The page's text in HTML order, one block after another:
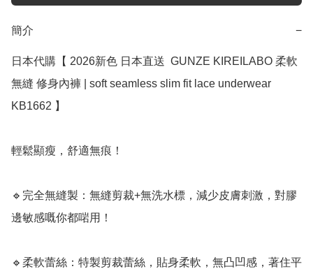
簡介 −
日本代購【 2026新色 日本直送  GUNZE KIREILABO 柔軟
無縫 修身內褲 | soft seamless slim fit lace underwear
KB1662 】 ﻿
輕鬆顯瘦，舒適無痕！
🔹完全無縫製：無縫剪裁+無洗水標，減少皮膚刺激，對膠
邊敏感嘅你都啱用！
🔹柔軟蕾絲：特製剪裁蕾絲，貼身柔軟，無凸凹感，著住平